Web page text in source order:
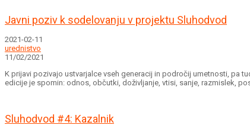
Javni poziv k sodelovanju v projektu Sluhodvod
2021-02-11
urednistvo
11/02/2021
K prijavi pozivajo ustvarjalce vseh generacij in področij umetnosti, pa
edicije je spomin: odnos, občutki, doživljanje, vtisi, sanje, razmislek,
Sluhodvod #4: Kazalnik